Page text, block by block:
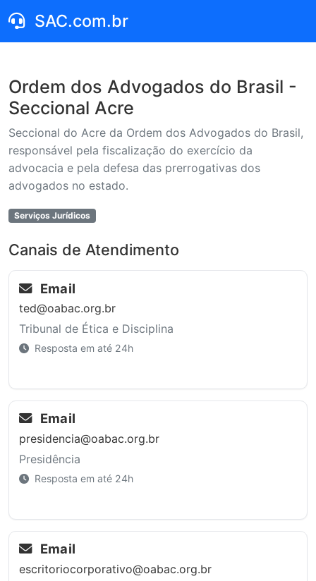
SAC.com.br
Ordem dos Advogados do Brasil -
Seccional Acre
Seccional do Acre da Ordem dos Advogados do Brasil,
responsável pela fiscalização do exercício da
advocacia e pela defesa das prerrogativas dos
advogados no estado.
Serviços Jurídicos
Canais de Atendimento
Email
ted@oabac.org.br
Tribunal de Ética e Disciplina
Resposta em até 24h
Email
presidencia@oabac.org.br
Presidência
Resposta em até 24h
Email
escritoriocorporativo@oabac.org.br